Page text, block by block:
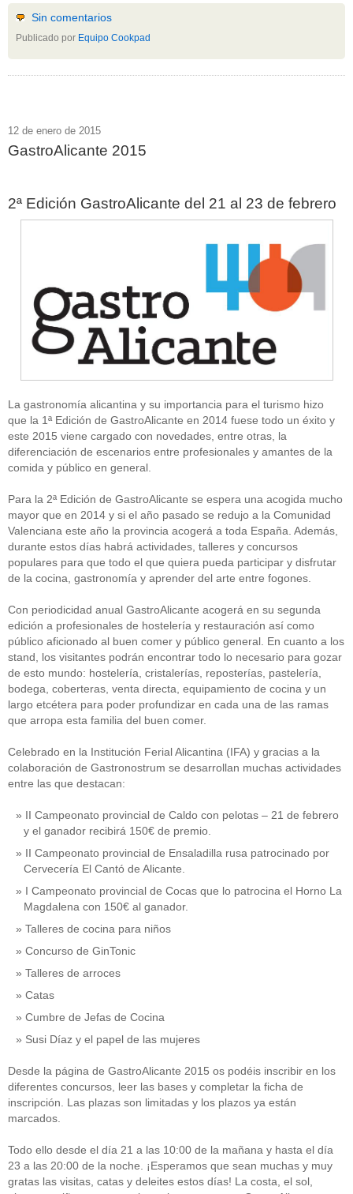
Sin comentarios
Publicado por Equipo Cookpad
12 de enero de 2015
GastroAlicante 2015
2ª Edición GastroAlicante del 21 al 23 de febrero
La gastronomía alicantina y su importancia para el turismo hizo
que la 1ª Edición de GastroAlicante en 2014 fuese todo un éxito y
este 2015 viene cargado con novedades, entre otras, la
diferenciación de escenarios entre profesionales y amantes de la
comida y público en general.
Para la 2ª Edición de GastroAlicante se espera una acogida mucho
mayor que en 2014 y si el año pasado se redujo a la Comunidad
Valenciana este año la provincia acogerá a toda España. Además,
durante estos días habrá actividades, talleres y concursos
populares para que todo el que quiera pueda participar y disfrutar
de la cocina, gastronomía y aprender del arte entre fogones.
Con periodicidad anual GastroAlicante acogerá en su segunda
edición a profesionales de hostelería y restauración así como
público aficionado al buen comer y público general. En cuanto a los
stand, los visitantes podrán encontrar todo lo necesario para gozar
de esto mundo: hostelería, cristalerías, reposterías, pastelería,
bodega, coberteras, venta directa, equipamiento de cocina y un
largo etcétera para poder profundizar en cada una de las ramas
que arropa esta familia del buen comer.
Celebrado en la Institución Ferial Alicantina (IFA) y gracias a la
colaboración de Gastronostrum se desarrollan muchas actividades
entre las que destacan:
II Campeonato provincial de Caldo con pelotas – 21 de febrero
y el ganador recibirá 150€ de premio.
II Campeonato provincial de Ensaladilla rusa patrocinado por
Cervecería El Cantó de Alicante.
I Campeonato provincial de Cocas que lo patrocina el Horno La
Magdalena con 150€ al ganador.
Talleres de cocina para niños
Concurso de GinTonic
Talleres de arroces
Catas
Cumbre de Jefas de Cocina
Susi Díaz y el papel de las mujeres
Desde la página de GastroAlicante 2015 os podéis inscribir en los
diferentes concursos, leer las bases y completar la ficha de
inscripción. Las plazas son limitadas y los plazos ya están
marcados.
Todo ello desde el día 21 a las 10:00 de la mañana y hasta el día
23 a las 20:00 de la noche. ¡Esperamos que sean muchas y muy
gratas las visitas, catas y deleites estos días! La costa, el sol,